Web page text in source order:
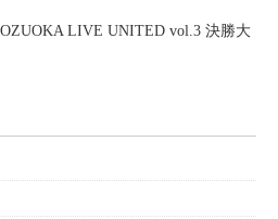
LIVE UNITED vol.3 決勝大